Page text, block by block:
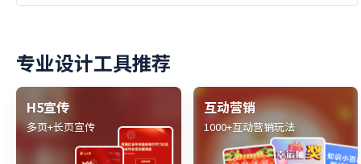
专业设计工具推荐
H5宣传
多页+长页宣传
互动营销
1000+互动营销玩法